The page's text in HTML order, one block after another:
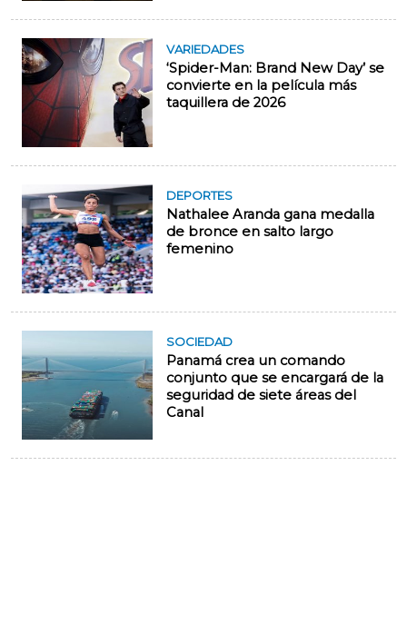
VARIEDADES
‘Spider-Man: Brand New Day’ se
convierte en la película más
taquillera de 2026
DEPORTES
Nathalee Aranda gana medalla
de bronce en salto largo
femenino
SOCIEDAD
Panamá crea un comando
conjunto que se encargará de la
seguridad de siete áreas del
Canal